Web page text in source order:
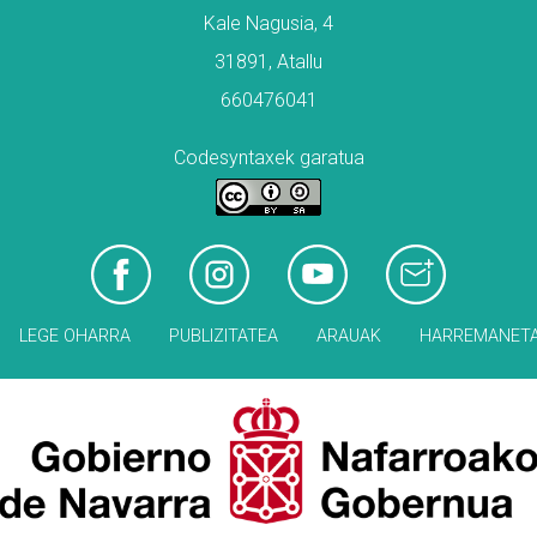
Kale Nagusia, 4
31891, Atallu
660476041
Codesyntaxek garatua
LEGE OHARRA PUBLIZITATEA ARAUAK